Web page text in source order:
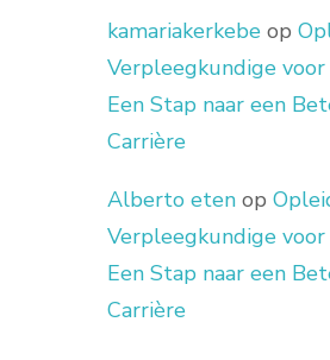
kamariakerkebe op
Verpleegkundige voor
Een Stap naar een
Carrière
Alberto eten op
Verpleegkundige voor
Een Stap naar een
Carrière